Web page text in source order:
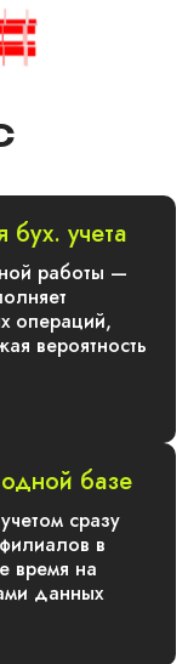
бух. учета
работы —
операций,
вероятность
базе
сразу
в
время на
данных